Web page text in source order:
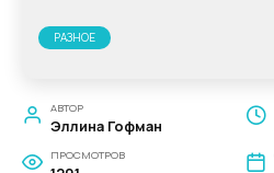
РАЗНОЕ
АВТОР
Эллина Гофман
ПРОСМОТРОВ